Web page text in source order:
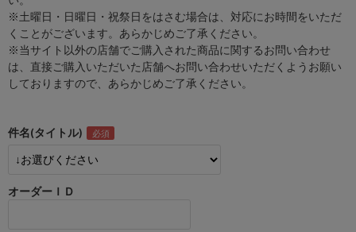
※土曜日・日曜日・祝祭日をはさむ場合は、対応にお時間をいただ
くことがございます。あらかじめご了承ください。
※当サイト以外の店舗でご購入された商品に関するお問い合わせ
は、直接ご購入いただいた店舗へお問い合わせいただくようお願い
しておりますので、あらかじめご了承ください。
件名(タイトル)
オーダーＩＤ